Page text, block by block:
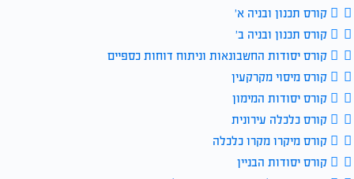
קורס תכנון ובניה א׳
קורס תכנון ובניה ב׳
קורס יסודות החשבונאות וניתוח דוחות כספיים
קורס מיסוי מקרקעין
קורס יסודות המימון
קורס כלכלה עירונית
קורס מיקרו מקרו כלכלה
קורס יסודות הבניין